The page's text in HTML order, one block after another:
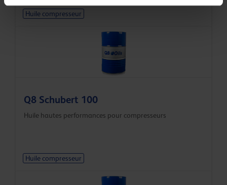
Huile compresseur
Q8 Schubert 100
Huile hautes performances pour compresseurs
Huile compresseur